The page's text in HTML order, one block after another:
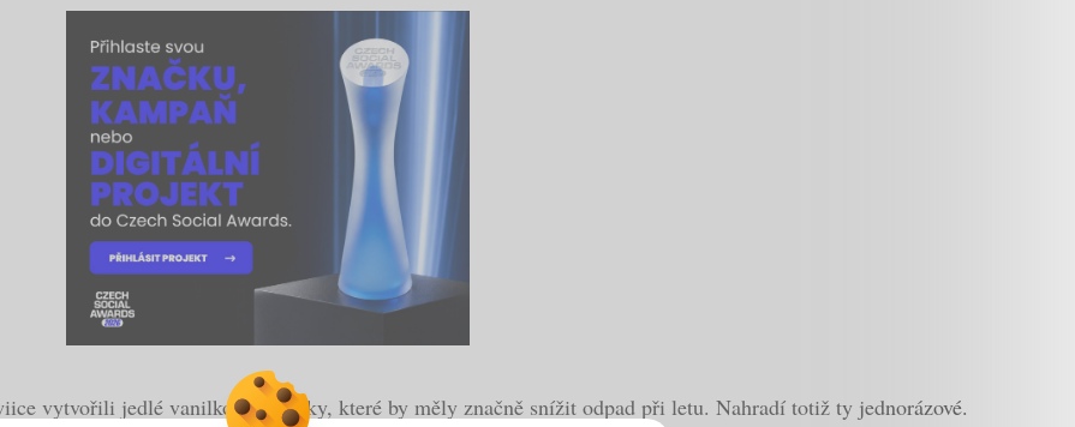
vytvořili jedlé vanilkové kelímky, které by měly značně snížit odpad při letu. Nahradí totiž ty jednorázové.